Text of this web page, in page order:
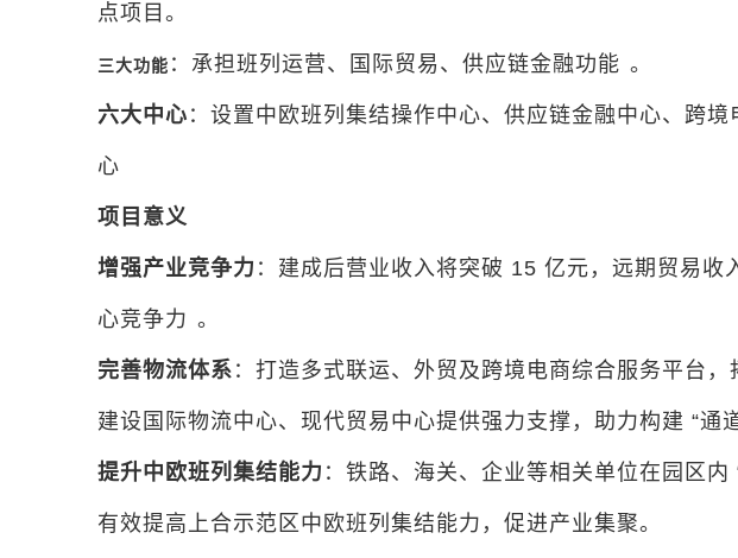
点项目。
三大功能 ：承担班列运营、国际贸易、供应链金融功能 。
六大中心 ：设置中欧班列集结操作中心、供应链金融中心、跨
心
项目意义
增强产业竞争力 ：建成后营业收入将突破 15 亿元，远期贸易
心竞争力 。
完善物流体系 ：打造多式联运、外贸及跨境电商综合服务平台
建设国际物流中心、现代贸易中心提供强力支撑，助力构建 “通
提升中欧班列集结能力 ：铁路、海关、企业等相关单位在园区
有效提高上合示范区中欧班列集结能力，促进产业集聚。